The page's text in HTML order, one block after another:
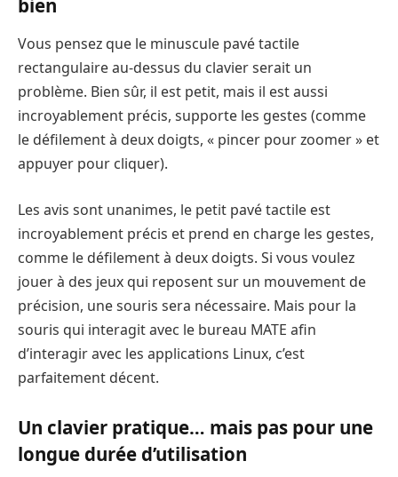
bien
Vous pensez que le minuscule pavé tactile
rectangulaire au-dessus du clavier serait un
problème. Bien sûr, il est petit, mais il est aussi
incroyablement précis, supporte les gestes (comme
le défilement à deux doigts, « pincer pour zoomer » et
appuyer pour cliquer).
Les avis sont unanimes, le petit pavé tactile est
incroyablement précis et prend en charge les gestes,
comme le défilement à deux doigts. Si vous voulez
jouer à des jeux qui reposent sur un mouvement de
précision, une souris sera nécessaire. Mais pour la
souris qui interagit avec le bureau MATE afin
d’interagir avec les applications Linux, c’est
parfaitement décent.
Un clavier pratique… mais pas pour une
longue durée d’utilisation